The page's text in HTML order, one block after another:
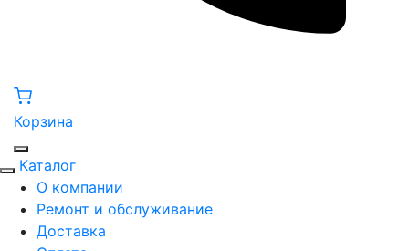
Корзина
Каталог
О компании
Ремонт и обслуживание
Доставка